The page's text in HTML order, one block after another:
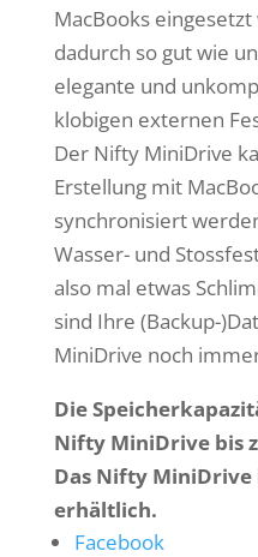
MacBooks
dadurch so gut wie
elegante und
klobigen externen
Der Nifty MiniDrive
Erstellung mit
synchronisiert
Wasser- und
also mal etwas
sind Ihre (Backup-
MiniDrive noch
Die
Nifty MiniDrive bis
Das Nifty MiniDrive
erhältlich.
Facebook